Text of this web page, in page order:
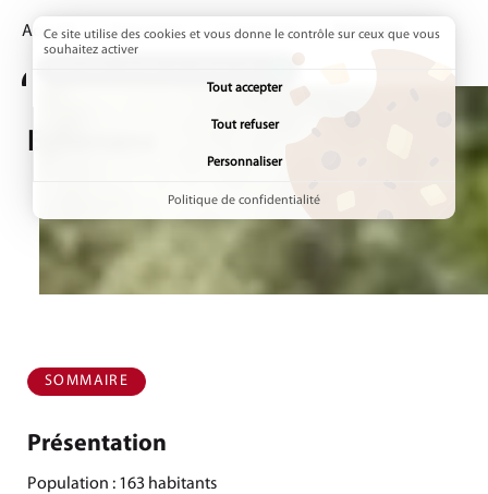
Accueil Annuaires Communes Page active :
Echenans
Echenans
Présentation
Population : 163 habitants
SOMMAIRE
Ce site utilise des cookies et vous donne le contrôle sur ceux que vous
souhaitez activer
Tout accepter
Tout refuser
Personnaliser
Politique de confidentialité